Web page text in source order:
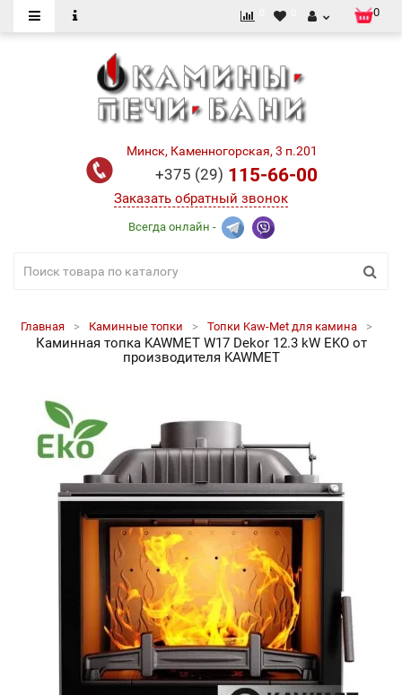
0
Минск, Каменногорская, 3 п.201
+375 (29) 115-66-00
Заказать обратный звонок
Всегда онлайн -
Главная Каминные топки Топки Kaw-Met для камина
Каминная топка KAWMET W17 Dekor 12.3 kW EKO от
производителя KAWMET